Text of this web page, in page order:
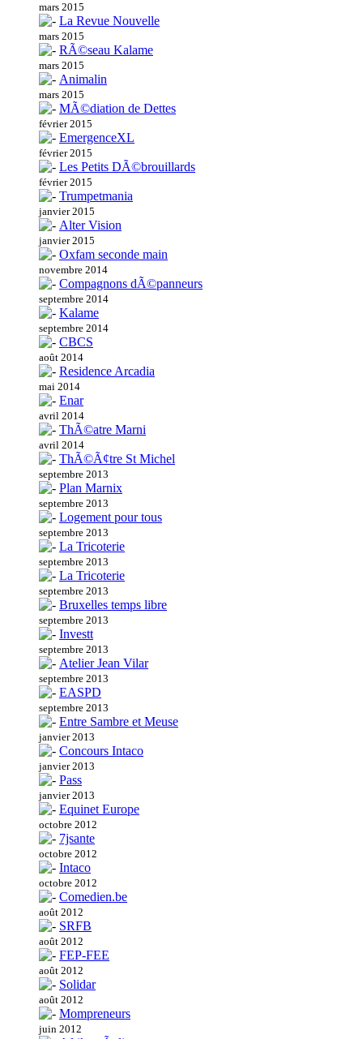
mars 2015
La Revue Nouvelle
mars 2015
RÃ©seau Kalame
mars 2015
Animalin
mars 2015
MÃ©diation de Dettes
février 2015
EmergenceXL
février 2015
Les Petits DÃ©brouillards
février 2015
Trumpetmania
janvier 2015
Alter Vision
janvier 2015
Oxfam seconde main
novembre 2014
Compagnons dÃ©panneurs
septembre 2014
Kalame
septembre 2014
CBCS
août 2014
Residence Arcadia
mai 2014
Enar
avril 2014
ThÃ©atre Marni
avril 2014
ThÃ©Ã¢tre St Michel
septembre 2013
Plan Marnix
septembre 2013
Logement pour tous
septembre 2013
La Tricoterie
septembre 2013
La Tricoterie
septembre 2013
Bruxelles temps libre
septembre 2013
Investt
septembre 2013
Atelier Jean Vilar
septembre 2013
EASPD
septembre 2013
Entre Sambre et Meuse
janvier 2013
Concours Intaco
janvier 2013
Pass
janvier 2013
Equinet Europe
octobre 2012
7jsante
octobre 2012
Intaco
octobre 2012
Comedien.be
août 2012
SRFB
août 2012
FEP-FEE
août 2012
Solidar
août 2012
Mompreneurs
juin 2012